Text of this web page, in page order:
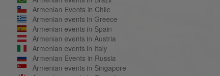
Armenian Events in Chile
Armenian events in Greece
Armenian events in Spain
Armenian events in Austria
Armenian events in Italy
Armenian Events in Russia
Armenian events in Singapore